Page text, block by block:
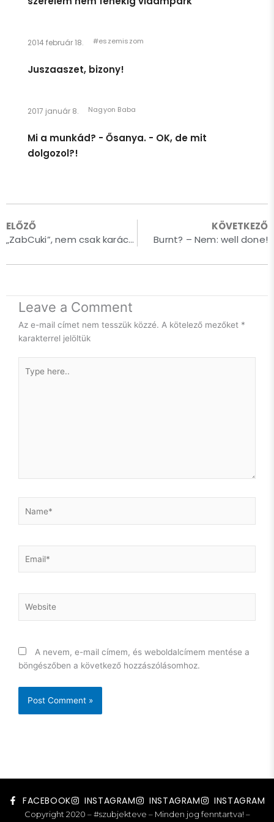
Egészen pár héttel ezelőttig úgy éreztem, hogy én egy
gyerek vagyok. Azt hiszem, ennek megfelelően viselkedtem,
Persze így is van: anyám lánya vagyok, ami rendkívüli
Ugyanakkor, idén 40 éves leszek. És innentől kezdve így is
fogok viselkedni. Cserébe elvárom, hogy úgy is kezeljenek.
Felnőtt nőként. Szuverén gondolkodásmódú, független,
képességei és kapacitása teljes tudatában lévő
humanoidként.
Csak azt, hogy idén nem a B oldal kezdődik. Magam is meg
2014 február 18. #eszemiszom
Juszaaszet, bizony!
2017 január 8. Nagyon Baba
Mi a munkád? - Ősanya. - OK, de mit
dolgozol?!
ELŐZŐ
„ZabCuki”, nem csak karácsonyra – avagy cookie gyár a konyhámban
KÖVETKEZŐ
Burnt? – Nem: well done!
Leave a Comment
Az e-mail címet nem tesszük közzé. A kötelező mezőket *
karakterrel jelöltük
here..
A nevem, e-mail címem, és weboldalcímem mentése a
böngészőben a következő hozzászólásomhoz.
FACEBOOK INSTAGRAM INSTAGRAM INSTAGRAM
Copyright 2020 – #szubjekteve – Minden jog fenntartva! –